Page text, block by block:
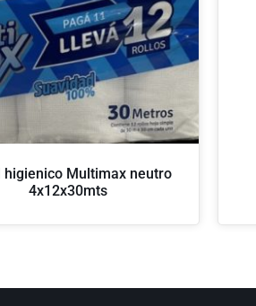
higienico Multimax neutro
4x12x30mts